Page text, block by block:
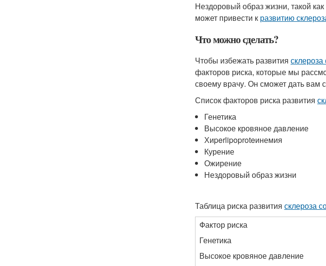
Нездоровый образ жизни, такой
может привести к развитию
Что можно сделать?
Чтобы избежать развития склероза
факторов риска, которые мы
своему врачу. Он сможет дать вам
Список факторов риска развития
Генетика
Высокое кровяное давление
Хиperlipoproteинемия
Курение
Ожирение
Нездоровый образ жизни
Таблица риска развития склероза
Фактор риска
Генетика
Высокое кровяное давление